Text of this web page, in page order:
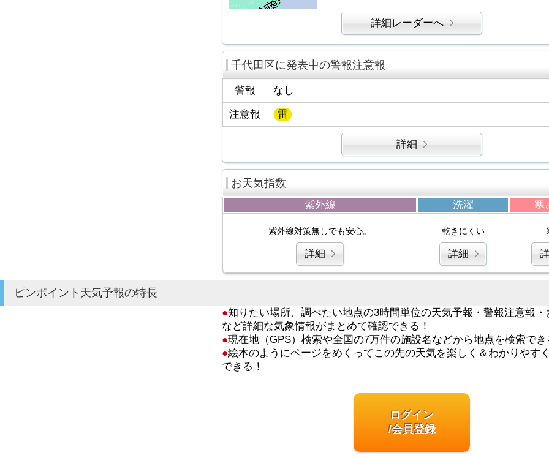
詳細レーダーへ
千代田区に発表中の警報注意報
警報 なし
注意報 雷
詳細
お天気指数
紫外線 洗濯 寒
紫外線対策無しでも安心。
詳細
乾きにくい
詳細
ピンポイント天気予報の特長
●知りたい場所、調べたい地点の3時間単位の天気予報・警報注意報・
など詳細な気象情報がまとめて確認できる！
●現在地（GPS）検索や全国の7万件の施設名などから地点を検索でき
●絵本のようにページをめくってこの先の天気を楽しく＆わかりやす
できる！
ログイン
/会員登録